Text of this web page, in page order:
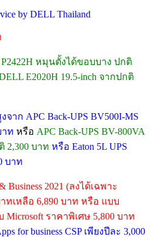
by DELL Thailand
หมุนตั้งได้ขอบบาง ปกติ
E2020H 19.5-inch จากปกติ
ก APC Back-UPS BV500I-MS
าท หรือ APC Back-UPS BV-800VA
2,300 บาท หรือ Eaton 5L UPS
บาท
2021 (ลงได้เฉพาะ
ทเหลือ 6,890 บาท หรือ แบบ
Microsoft ราคาพิเศษ 5,800 บาท
for business CSP เพียงปีละ 3,000